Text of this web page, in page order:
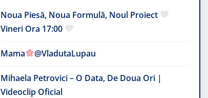
Noua Piesă, Noua Formulă, Noul Proiect
Vineri Ora 17:00
Mama @VladutaLupau
Mihaela Petrovici – O Data, De Doua Ori |
Videoclip Oficial